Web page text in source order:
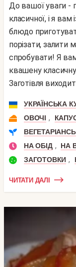
До вашої уваги - простий рецепт капусти квашеної
класичної, і я
блюдо
порізати,
спробувати! Я
квашену
Заготівля
УКРАЇНСЬКА
ОВОЧІ ,
НА ОБІД ,
НА
ЗАГОТОВКИ ,
ЧИТАТИ ДАЛІ